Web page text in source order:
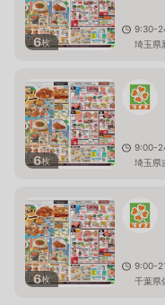
6枚
9:30-
埼玉県
6枚
9:00-
埼玉県
6枚
9:00-
千葉県